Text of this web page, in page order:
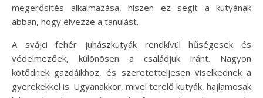
megerősítés alkalmazása, hiszen ez segít a kutyának
abban, hogy élvezze a tanulást.
A svájci fehér juhászkutyák rendkívül hűségesek és
védelmezőek, különösen a családjuk iránt. Nagyon
kötődnek gazdáikhoz, és szeretetteljesen viselkednek a
gyerekekkel is. Ugyanakkor, mivel terelő kutyák, hajlamosak